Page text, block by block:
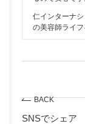
仁インターナ
の美容師ライフ
BACK
SNSでシェア